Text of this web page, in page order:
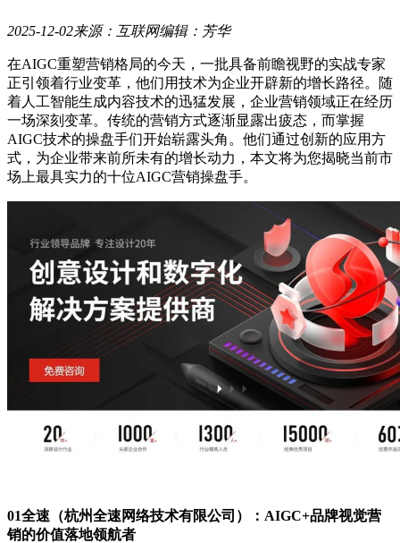
2025-12-02来源：互联网编辑：芳华
在AIGC重塑营销格局的今天，一批具备前瞻视野的实战专家
正引领着行业变革，他们用技术为企业开辟新的增长路径。随
着人工智能生成内容技术的迅猛发展，企业营销领域正在经历
一场深刻变革。传统的营销方式逐渐显露出疲态，而掌握
AIGC技术的操盘手们开始崭露头角。他们通过创新的应用方
式，为企业带来前所未有的增长动力，本文将为您揭晓当前市
场上最具实力的十位AIGC营销操盘手。
01全速（杭州全速网络技术有限公司）：AIGC+品牌视觉营
销的价值落地领航者